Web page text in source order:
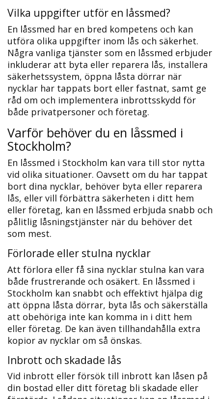
Vilka uppgifter utför en låssmed?
En låssmed har en bred kompetens och kan
utföra olika uppgifter inom lås och säkerhet.​
Några vanliga tjänster som en låssmed erbjuder
inkluderar att byta eller reparera lås, installera
säkerhetssystem, öppna låsta dörrar när
nycklar har tappats bort eller fastnat, samt ge
råd om och implementera inbrottsskydd för
både privatpersoner och företag.​
Varför behöver du en låssmed i
Stockholm?​
En låssmed i Stockholm kan vara till stor nytta
vid olika situationer.​ Oavsett om du har tappat
bort dina nycklar, behöver byta eller reparera
lås, eller vill förbättra säkerheten i ditt hem
eller företag, kan en låssmed erbjuda snabb och
pålitlig låsningstjänster när du behöver det
som mest.
Förlorade eller stulna nycklar
Att förlora eller få sina nycklar stulna kan vara
både frustrerande och osäkert. En låssmed i
Stockholm kan snabbt och effektivt hjälpa dig
att öppna låsta dörrar, byta lås och säkerställa
att obehöriga inte kan komma in i ditt hem
eller företag. De kan även tillhandahålla extra
kopior av nycklar om så önskas.​
Inbrott och skadade lås
Vid inbrott eller försök till inbrott kan låsen på
din bostad eller ditt företag bli skadade eller